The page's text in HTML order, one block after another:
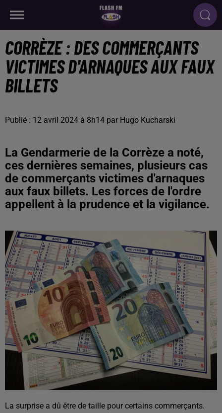
CORRÈZE : DES COMMERÇANTS
VICTIMES D'ARNAQUES AUX FAUX
BILLETS
Publié : 12 avril 2024 à 8h14 par Hugo Kucharski
La Gendarmerie de la Corrèze a noté,
ces dernières semaines, plusieurs cas
de commerçants victimes d'arnaques
aux faux billets. Les forces de l'ordre
appellent à la prudence et la vigilance.
La surprise a dû être de taille pour certains commerçants.